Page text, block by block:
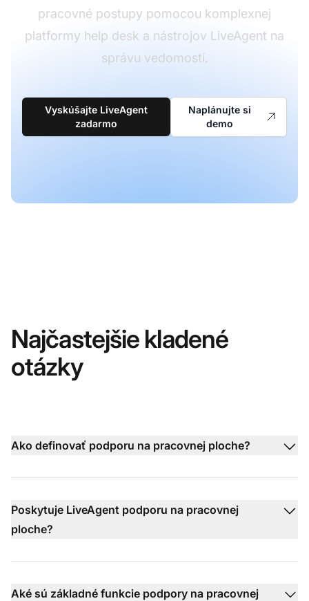
pracovné postupy pomocou komplexnej
platformy help desk a nástrojov LiveAgent na
správu vedomostí.
Vyskúšajte LiveAgent
zadarmo
Naplánujte si
demo
Najčastejšie kladené
otázky
Ako definovať podporu na pracovnej ploche?
Poskytuje LiveAgent podporu na pracovnej
ploche?
Aké sú základné funkcie podpory na pracovnej